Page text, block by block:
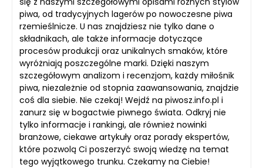
piwa, od tradycyjnych lagerów po nowoczesne piwa
rzemieślnicze. U nas znajdziesz nie tylko dane o
składnikach, ale także informacje dotyczące
procesów produkcji oraz unikalnych smaków, które
wyróżniają poszczególne marki. Dzięki naszym
szczegółowym analizom i recenzjom, każdy miłośnik
piwa, niezależnie od stopnia zaawansowania, znajdzie
coś dla siebie. Nie czekaj! Wejdź na piwosz.info.pl i
zanurz się w bogactwie piwnego świata. Odkryj nie
tylko informacje i rankingi, ale również nowinki
branżowe, ciekawe artykuły oraz porady ekspertów,
które pozwolą Ci poszerzyć swoją wiedzę na temat
tego wyjątkowego trunku. Czekamy na Ciebie!